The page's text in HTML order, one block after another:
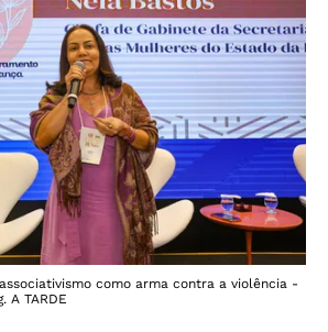
como arma contra a violência -
A TARDE